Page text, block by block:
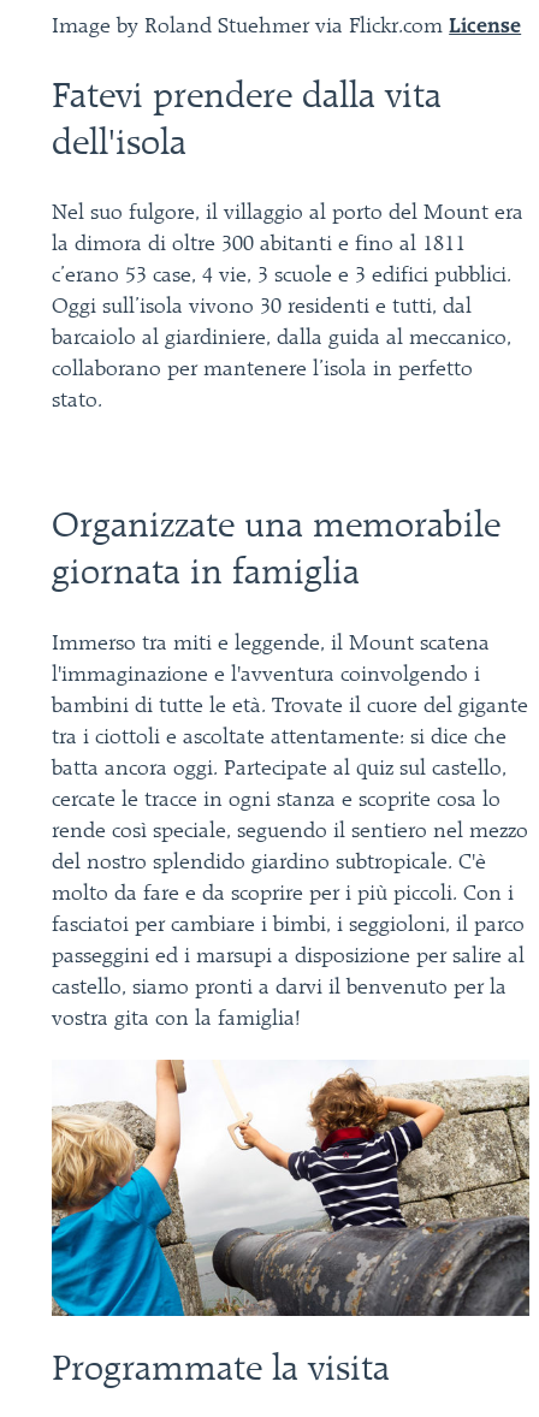
Image by Roland Stuehmer via Flickr.comLicense
Fatevi prendere dalla vita
dell'isola
Nel suo fulgore, il villaggio al porto del Mount era
la dimora di oltre 300 abitanti e fino al 1811
c’erano 53 case, 4 vie, 3 scuole e 3 edifici pubblici.
Oggi sull’isola vivono 30 residenti e tutti, dal
barcaiolo al giardiniere, dalla guida al meccanico,
collaborano per mantenere l’isola in perfetto
stato.
Organizzate una memorabile
giornata in famiglia
Immerso tra miti e leggende, il Mount scatena
l'immaginazione e l'avventura coinvolgendo i
bambini di tutte le età. Trovate il cuore del gigante
tra i ciottoli e ascoltate attentamente: si dice che
batta ancora oggi. Partecipate al quiz sul castello,
cercate le tracce in ogni stanza e scoprite cosa lo
rende così speciale, seguendo il sentiero nel mezzo
del nostro splendido giardino subtropicale. C'è
molto da fare e da scoprire per i più piccoli. Con i
fasciatoi per cambiare i bimbi, i seggioloni, il parco
passeggini ed i marsupi a disposizione per salire al
castello, siamo pronti a darvi il benvenuto per la
vostra gita con la famiglia!
Programmate la visita